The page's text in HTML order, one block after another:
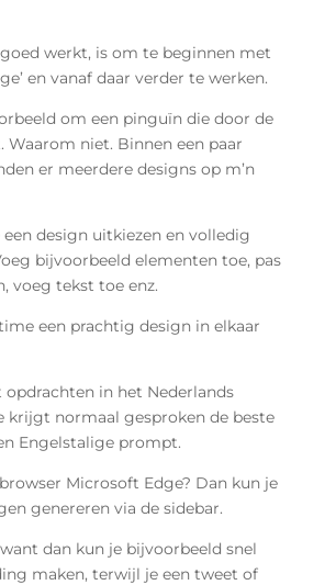
werkt, is om te beginnen met
en vanaf daar verder te werken.
om een pinguïn die door de
Waarom niet. Binnen een paar
er meerdere designs op m’n
een design uitkiezen en volledig
bijvoorbeeld elementen toe, pas
voeg tekst toe enz.
een prachtig design in elkaar
opdrachten in het Nederlands
krijgt normaal gesproken de beste
Engelstalige prompt.
Microsoft Edge? Dan kun je
genereren via de sidebar.
dan kun je bijvoorbeeld snel
maken, terwijl je een tweet of